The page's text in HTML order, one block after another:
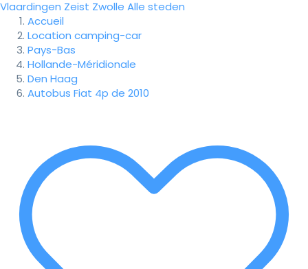
Vlaardingen Zeist Zwolle Alle steden
Accueil
Location camping-car
Pays-Bas
Hollande-Méridionale
Den Haag
Autobus Fiat 4p de 2010